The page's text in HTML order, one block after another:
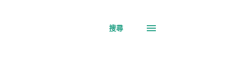
搜尋